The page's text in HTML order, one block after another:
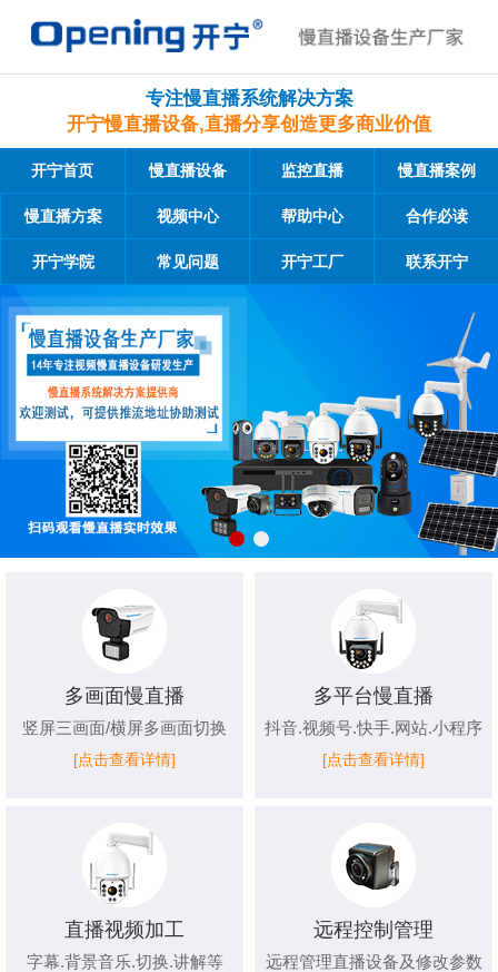
专注慢直播系统解决方案
开宁慢直播设备,直播分享创造更多商业价值
开宁首页 慢直播设备 监控直播 慢直播案例
慢直播方案 视频中心 帮助中心 合作必读
开宁学院 常见问题 开宁工厂 联系开宁
多画面慢直播
竖屏三画面/横屏多画面切换
[点击查看详情]
多平台慢直播
抖音.视频号.快手.网站.小程序
[点击查看详情]
直播视频加工
字幕.背景音乐.切换.讲解等
远程控制管理
远程管理直播设备及修改参数